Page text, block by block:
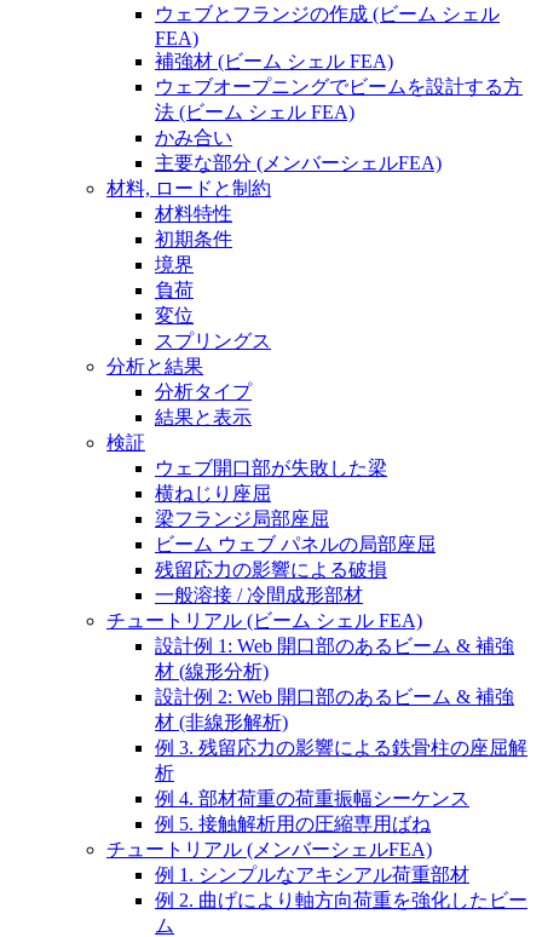
ウェブとフランジの作成 (ビーム シェル
FEA)
補強材 (ビーム シェル FEA)
ウェブオープニングでビームを設計する方
法 (ビーム シェル FEA)
かみ合い
主要な部分 (メンバーシェルFEA)
材料, ロードと制約
材料特性
初期条件
境界
負荷
変位
スプリングス
分析と結果
分析タイプ
結果と表示
検証
ウェブ開口部が失敗した梁
横ねじり座屈
梁フランジ局部座屈
ビーム ウェブ パネルの局部座屈
残留応力の影響による破損
一般溶接 / 冷間成形部材
チュートリアル (ビーム シェル FEA)
設計例 1: Web 開口部のあるビーム & 補強
材 (線形分析)
設計例 2: Web 開口部のあるビーム & 補強
材 (非線形解析)
例 3. 残留応力の影響による鉄骨柱の座屈解
析
例 4. 部材荷重の荷重振幅シーケンス
例 5. 接触解析用の圧縮専用ばね
チュートリアル (メンバーシェルFEA)
例 1. シンプルなアキシアル荷重部材
例 2. 曲げにより軸方向荷重を強化したビー
ム